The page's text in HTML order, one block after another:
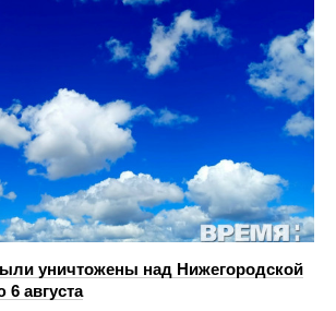
уничтожены над Нижегородской
августа